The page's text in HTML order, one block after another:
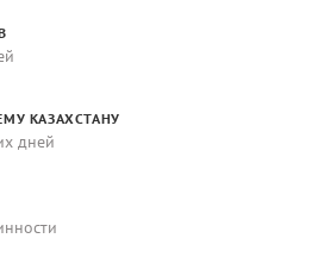
КАЗАХСТАНУ
дней